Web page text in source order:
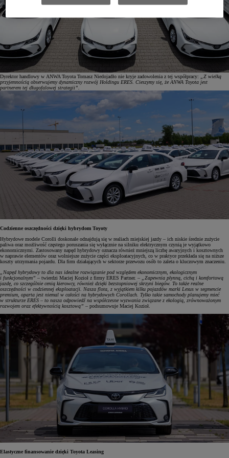
Dyrektor handlowy w ANWA Toyota Tomasz Niedojadło nie kryje zadowolenia z tej współpracy:
„Z wielką
przyjemnością obserwujemy dynamiczny rozwój Holdingu ERES. Cieszymy się, że ANWA Toyota jest
partnerem tej długofalowej strategii”.
Codzienne oszczędności dzięki hybrydom Toyoty
Hybrydowe modele Corolli doskonale odnajdują się w realiach miejskiej jazdy – ich niskie średnie zużycie
paliwa oraz możliwość częstego poruszania się wyłącznie na silniku elektrycznym czynią je wyjątkowo
ekonomicznymi. Zastosowany napęd hybrydowy oznacza również mniejszą liczbę awaryjnych i kosztownych
w naprawie elementów oraz wolniejsze zużycie części eksploatacyjnych, co w praktyce przekłada się na niższe
koszty utrzymania pojazdu. Dla firm działających w sektorze przewozu osób to zaleta o kluczowym znaczeniu.
„Napęd hybrydowy to dla nas idealne rozwiązanie pod względem ekonomicznym, ekologicznym
i funkcjonalnym” – twierdzi Maciej Kozioł z firmy ERES Partner. –
„Zapewnia płynną, cichą i komfortową
jazdę, co szczególnie cenią kierowcy, również dzięki bezstopniowej skrzyni biegów. To także realne
oszczędności w codziennej eksploatacji. Nasza flota, z wyjątkiem kilku pojazdów marki Lexus w segmencie
premium, oparta jest niemal w całości na hybrydowych Corollach. Tylko takie samochody planujemy mieć
w strukturze ERES – to nasza odpowiedź na współczesne wyzwania związane z ekologią, zrównoważonym
rozwojem oraz efektywnością kosztową” – podsumowuje Maciej Kozioł.
Elastyczne finansowanie dzięki Toyota Leasing